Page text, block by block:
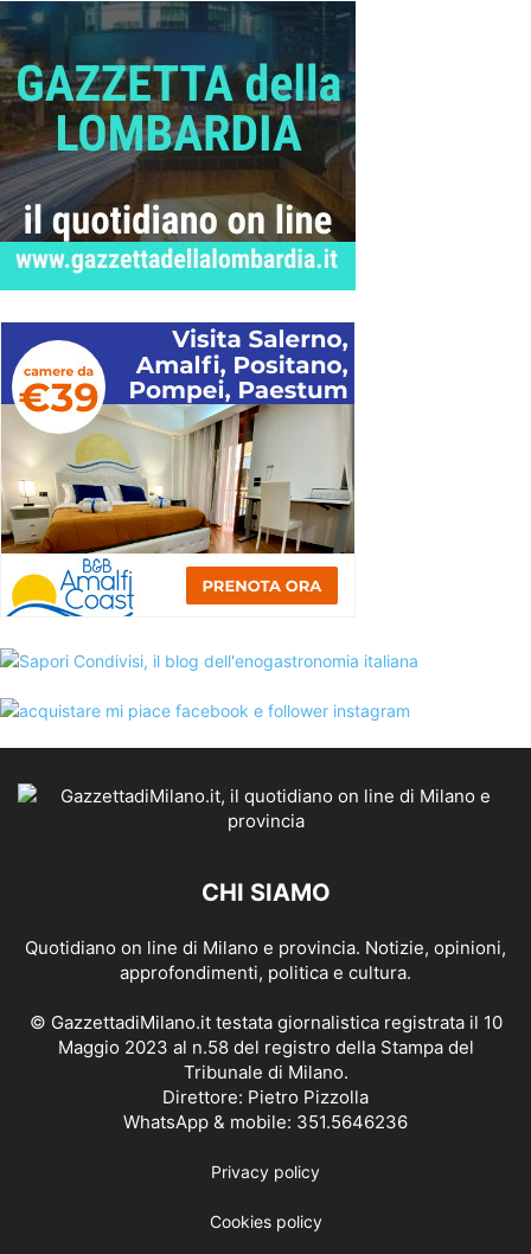
CHI SIAMO
Quotidiano on line di Milano e provincia. Notizie, opinioni,
approfondimenti, politica e cultura.
© GazzettadiMilano.it testata giornalistica registrata il 10
Maggio 2023 al n.58 del registro della Stampa del
Tribunale di Milano.
Direttore: Pietro Pizzolla
WhatsApp & mobile: 351.5646236
Privacy policy
Cookies policy